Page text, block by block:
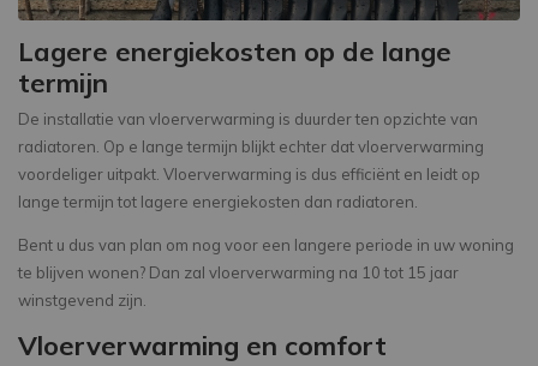
Lagere energiekosten op de lange
termijn
De installatie van vloerverwarming is duurder ten opzichte van
radiatoren. Op e lange termijn blijkt echter dat vloerverwarming
voordeliger uitpakt. Vloerverwarming is dus efficiënt en leidt op
lange termijn tot lagere energiekosten dan radiatoren.
Bent u dus van plan om nog voor een langere periode in uw woning
te blijven wonen? Dan zal vloerverwarming na 10 tot 15 jaar
winstgevend zijn.
Vloerverwarming en comfort